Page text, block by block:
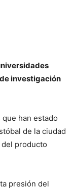
investigación
han estado
de la ciudad
producto
presión del